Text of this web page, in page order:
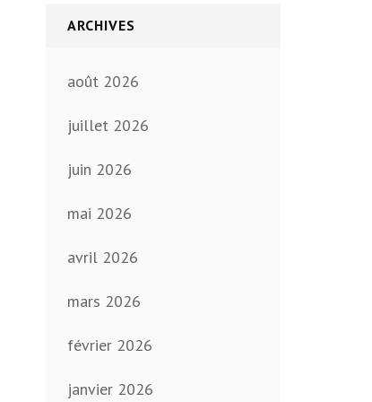
ARCHIVES
août 2026
juillet 2026
juin 2026
mai 2026
avril 2026
mars 2026
février 2026
janvier 2026